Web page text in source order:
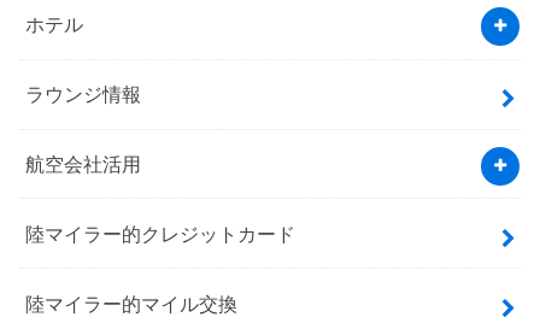
ホテル
ラウンジ情報
航空会社活用
陸マイラー的クレジットカード
陸マイラー的マイル交換